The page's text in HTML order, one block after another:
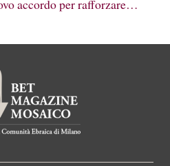
accordo per rafforzare…